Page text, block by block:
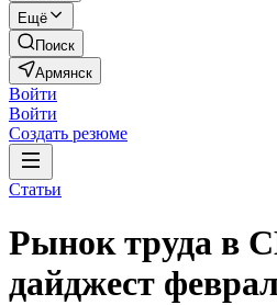
Ещё
Поиск
Армянск
Войти
Войти
Создать резюме
Статьи
Рынок труда в
дайджест